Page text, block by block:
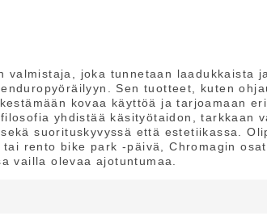
valmistaja, joka tunnetaan laadukkaista
Sen tuotteet, kuten
kovaa käyttöä ja tarjoamaan
yhdistää käsityötaidon, tarkkaan
suorituskyvyssä että estetiikassa.
rento bike park -päivä, Chromagin
vailla olevaa ajotuntumaa.